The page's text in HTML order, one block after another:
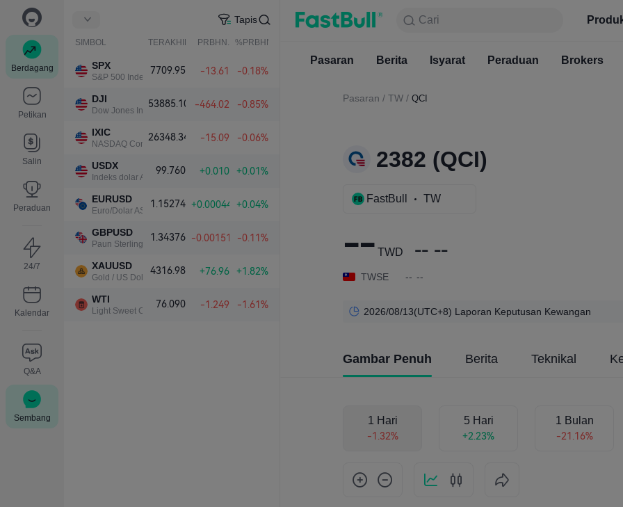
Berdagang
Petikan
Salin
Peraduan
24/7
Kalendar
Q&A
Sembang
Tapis
SIMBOL TERAKHIR PRBHN. %PRBHN.
SPX
S&P 500 Index
7709.95 -13.61 -0.18%
DJI
Dow Jones Industrial Average
53885.10 -464.02 -0.85%
IXIC
NASDAQ Composite Index
26348.34 -15.09 -0.06%
USDX
Indeks dolar A.S.
99.760 +0.010 +0.01%
EURUSD
Euro/Dolar AS
1.15274 +0.00044 +0.04%
GBPUSD
Paun Sterling/Dolar AS
1.34376 -0.00151 -0.11%
XAUUSD
Gold / US Dollar
4316.98 +76.96 +1.82%
WTI
Light Sweet Crude Oil
76.090 -1.249 -1.61%
Cari
Pasaran Berita Isyarat
Cari
Pasaran Berita Isyarat Peraduan Brokers
2382 (QCI) --TWD --
Pasaran / TW / QCI
2382 (QCI)
FastBull TW
-- TWD -- --
TWSE -- --
2026/08/13(UTC+8) Laporan Keputusan Kewangan
Gambar Penuh Berita Teknikal
1 Hari
-1.32%
5 Hari
+2.23%
1 Bulan
-21.16%